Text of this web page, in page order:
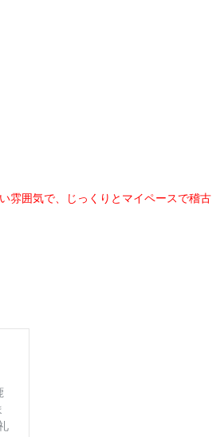
雰囲気で、じっくりとマイペースで稽古